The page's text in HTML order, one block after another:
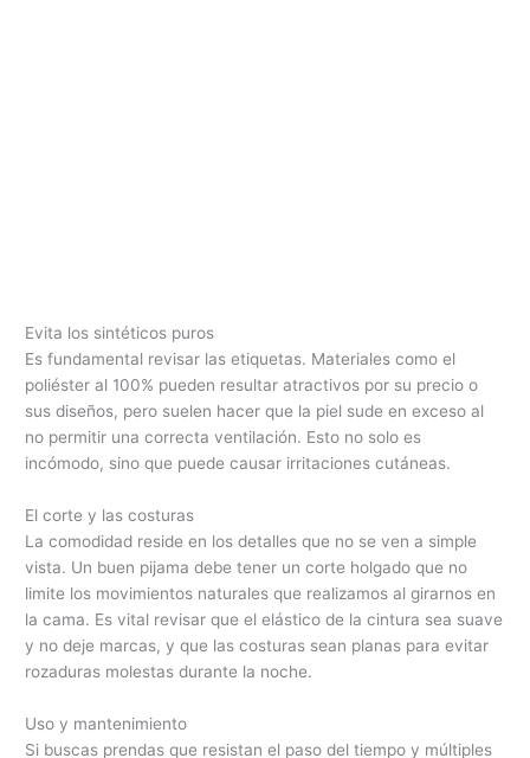
Evita los sintéticos puros
Es fundamental revisar las etiquetas. Materiales como el
poliéster al 100% pueden resultar atractivos por su precio o
sus diseños, pero suelen hacer que la piel sude en exceso al
no permitir una correcta ventilación. Esto no solo es
incómodo, sino que puede causar irritaciones cutáneas.
El corte y las costuras
La comodidad reside en los detalles que no se ven a simple
vista. Un buen pijama debe tener un corte holgado que no
limite los movimientos naturales que realizamos al girarnos en
la cama. Es vital revisar que el elástico de la cintura sea suave
y no deje marcas, y que las costuras sean planas para evitar
rozaduras molestas durante la noche.
Uso y mantenimiento
Si buscas prendas que resistan el paso del tiempo y múltiples